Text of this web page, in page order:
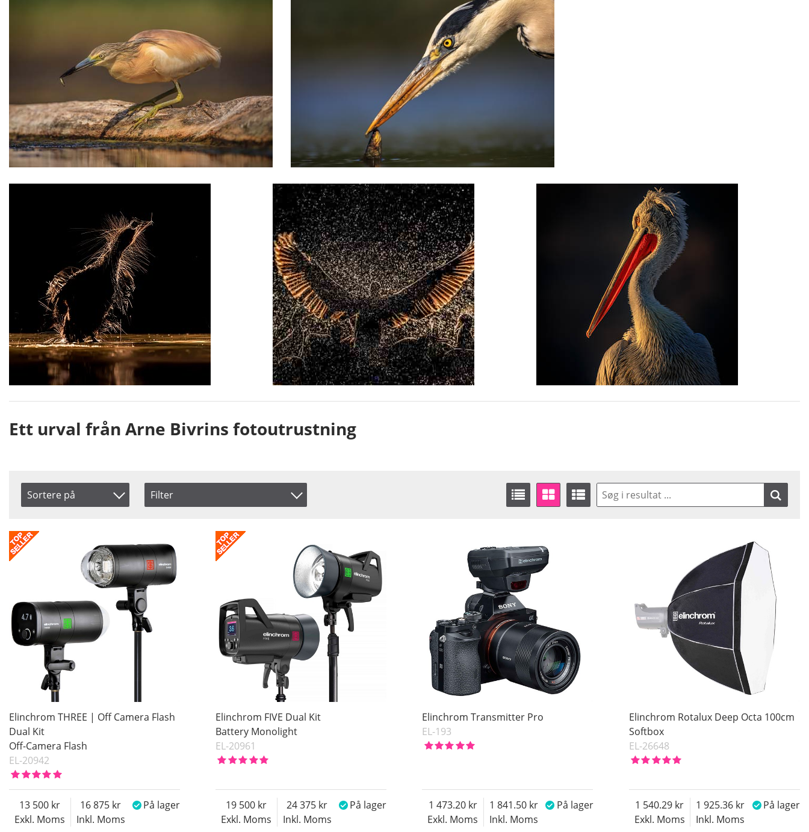
Ett urval från Arne Bivrins fotoutrustning
Sortere på
Navn
Filter
Pris
Elinchrom THREE | Off Camera Flash
Dual Kit
Off-Camera Flash
EL-20942
Exkl. Moms
13 500
Inkl. Moms
16 875 På lager
Elinchrom FIVE Dual Kit
Battery Monolight
EL-20961
Exkl. Moms
19 500
Inkl. Moms
24 375 På lager
Elinchrom Transmitter Pro
EL-193
Exkl. Moms
1 473.20
Inkl. Moms
1 841.50 På lager
Elinchrom Rotalux Deep Octa 100cm
Softbox
EL-26648
Exkl. Moms
1 540.29
Inkl. Moms
1 925.36 På lager